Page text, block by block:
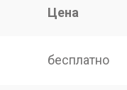
Цена
бесплатно